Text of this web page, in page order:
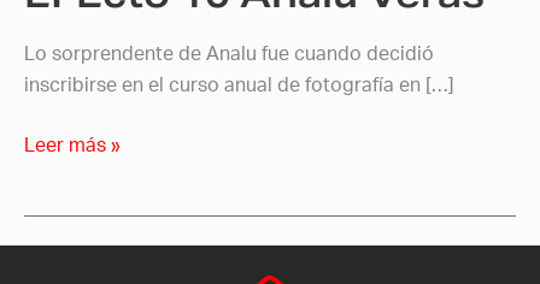
Lo sorprendente de Analu fue cuando decidió
inscribirse en el curso anual de fotografía en […]
Leer más »